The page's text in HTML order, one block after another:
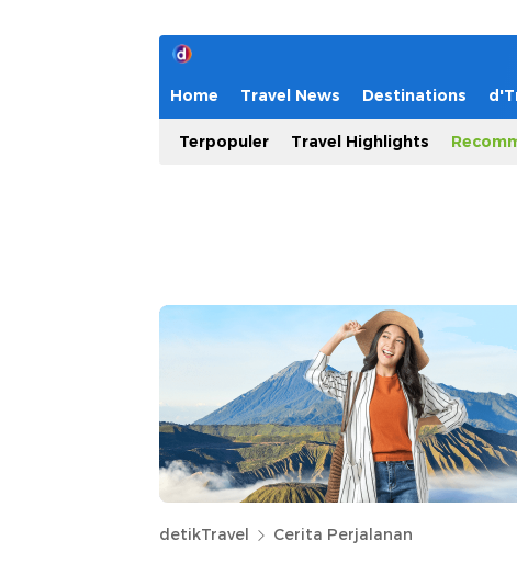
Home Travel News Destinations
Terpopuler Travel Highlights
detikTravel Cerita Perjalanan